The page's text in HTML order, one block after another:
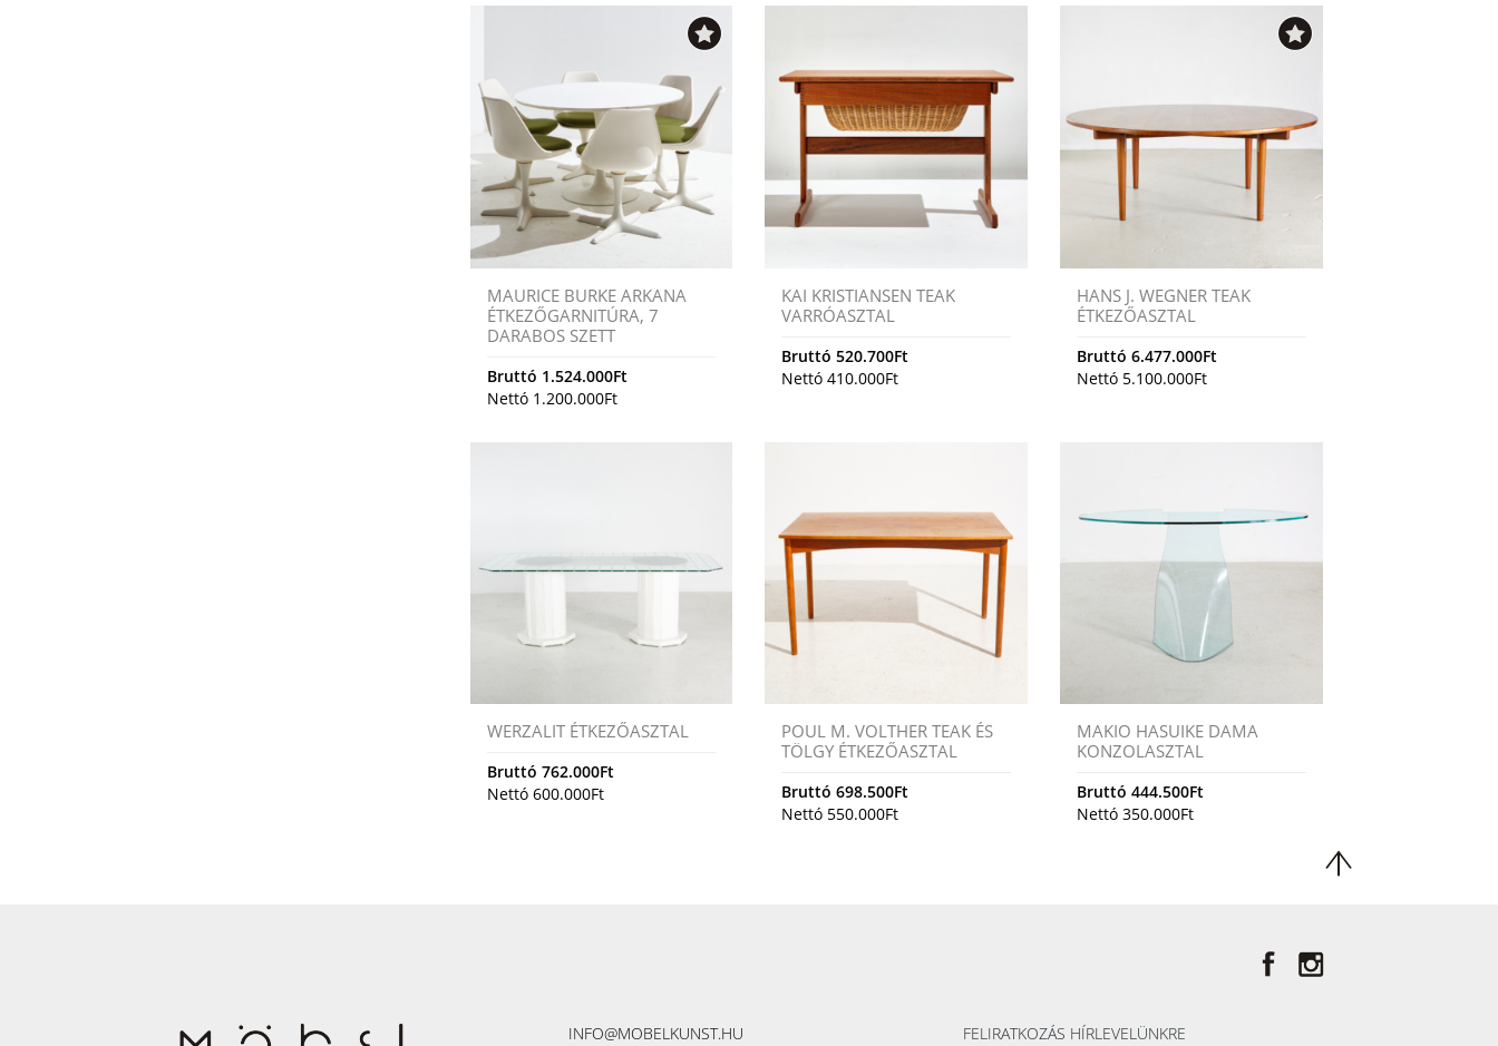
MAURICE BURKE ARKANA
ÉTKEZŐGARNITÚRA, 7
DARABOS SZETT
Bruttó 1.524.000Ft
Nettó 1.200.000Ft
KAI KRISTIANSEN TEAK
VARRÓASZTAL
Bruttó520.700Ft
Nettó410.000Ft
HANS J. WEGNER TEAK
ÉTKEZŐASZTAL
Bruttó6.477.000Ft
Nettó 5.100.000Ft
WERZALIT ÉTKEZŐASZTAL
Bruttó 762.000Ft
Nettó 600.000Ft
POUL M. VOLTHER TEAK ÉS
TÖLGY ÉTKEZŐASZTAL
Bruttó698.500Ft
Nettó 550.000Ft
MAKIO HASUIKE DAMA
KONZOLASZTAL
Bruttó444.500Ft
Nettó350.000Ft
INFO@MOBELKUNST.HU FELIRATKOZÁS HÍRLEVELÜNKRE